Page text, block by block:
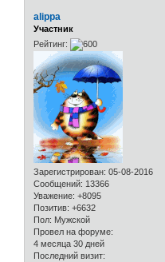
alippa
Участник
Рейтинг:
Зарегистрирован: 05-08-2016
Сообщений: 13366
Уважение: +8095
Позитив: +6632
Пол: Мужской
Провел на форуме:
4 месяца 30 дней
Последний визит: